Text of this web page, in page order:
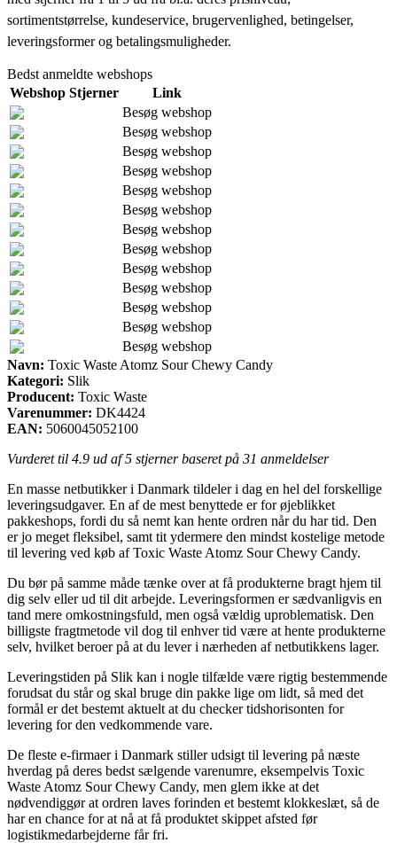
sortimentstørrelse, kundeservice, brugervenlighed, betingelser,
leveringsformer og betalingsmuligheder.
Bedst anmeldte webshops
Webshop Stjerner
Link
Besøg webshop
Besøg webshop
Besøg webshop
Besøg webshop
Besøg webshop
Besøg webshop
Besøg webshop
Besøg webshop
Besøg webshop
Besøg webshop
Besøg webshop
Besøg webshop
Besøg webshop
Navn: Toxic Waste Atomz Sour Chewy Candy
Kategori: Slik
Producent: Toxic Waste
Varenummer: DK4424
EAN: 5060045052100
Vurderet til 4.9 ud af 5 stjerner baseret på 31 anmeldelser
En masse netbutikker i Danmark tildeler i dag en hel del forskellige
leveringsudgaver. En af de mest benyttede er for øjeblikket
pakkeshops, fordi du så nemt kan hente ordren når du har tid. Den
er jo meget fleksibel, samt tit ydermere den mindst kostelige metode
til levering ved køb af Toxic Waste Atomz Sour Chewy Candy.
Du bør på samme måde tænke over at få produkterne bragt hjem til
dig selv eller ud til dit arbejde. Leveringsformen er sædvanligvis en
tand mere omkostningsfuld, men også vældig uproblematisk. Den
billigste fragtmetode vil dog til enhver tid være at hente produkterne
selv, hvilket beroer på at du lever i nærheden af netbutikkens lager.
Leveringstiden på Slik kan i nogle tilfælde være rigtig bestemmende
forudsat du står og skal bruge din pakke lige om lidt, så med det
formål er det bestemt aktuelt at du checker tidshorisonten for
levering for den vedkommende vare.
De fleste e-firmaer i Danmark stiller udsigt til levering på næste
hverdag på deres bedst sælgende varenumre, eksempelvis Toxic
Waste Atomz Sour Chewy Candy, men glem ikke at det
nødvendiggør at ordren laves forinden et bestemt klokkeslæt, så de
har en chance for at nå at få produktet skippet afsted før
logistikmedarbejderne får fri.